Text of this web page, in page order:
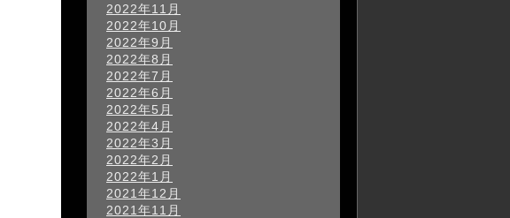
2022年11月
2022年10月
2022年9月
2022年8月
2022年7月
2022年6月
2022年5月
2022年4月
2022年3月
2022年2月
2022年1月
2021年12月
2021年11月